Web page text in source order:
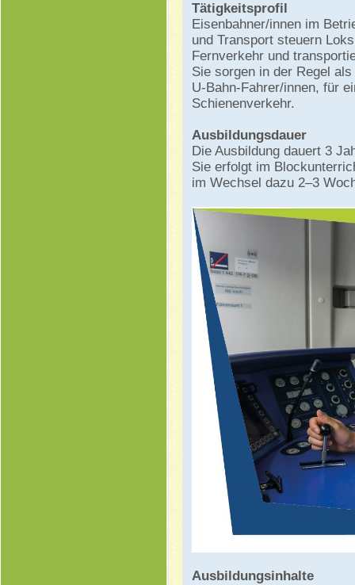
Tätigkeitsprofil
Eisenbahner/innen im
und Transport steuern
Fernverkehr und
Sie sorgen in der Regel
U-Bahn-Fahrer/innen, für
Schienenverkehr.
Ausbildungsdauer
Die Ausbildung dauert 3
Sie erfolgt im
im Wechsel dazu 2–3
Ausbildungsinhalte